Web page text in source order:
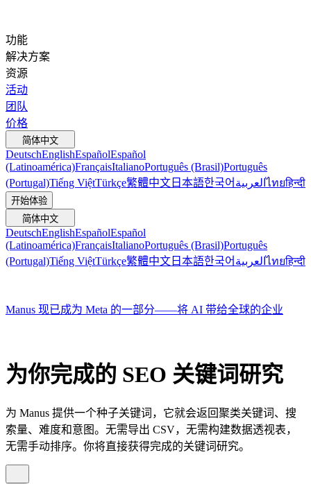
功能
解决方案
资源
活动
团队
价格
简体中文
DeutschEnglishEspañolEspañol
(Latinoamérica)FrançaisItalianoPortuguês (Brasil)Português
(Portugal)Tiếng ViệtTürkçe繁體中文 日本語한국어 العربيةไทยहिन्दी
开始体验
简体中文
DeutschEnglishEspañolEspañol
(Latinoamérica)FrançaisItalianoPortuguês (Brasil)Português
(Portugal)Tiếng ViệtTürkçe繁體中文 日本語한국어 العربيةไทยहिन्दी
Manus 现已成为 Meta 的一部分——将 AI 带给全球的企业
为你完成的 SEO 关键词研究
为 Manus 提供一个种子关键词，它就会返回聚类关键词、搜
索量、难度和意图。无需导出 CSV，无需构建数据透视表，
无需手动排序。你将直接获得完成的关键词研究。